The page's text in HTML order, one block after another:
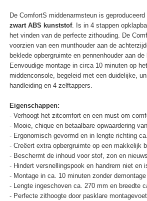
De ComfortS middenarmsteun is
zwart ABS kunststof. Is in 4 stappen
het vinden van de perfecte zithouding. De
voorzien van een munthouder aan de
beklede opbergruimte en pennenhouder aan de
Eenvoudige montage in circa 10 minuten op
middenconsole, begeleid met een duidelijke,
handleiding en 4 zelftappers.
Eigenschappen:
- Verhoogt het zitcomfort en een must om
- Mooie, chique en betaalbare opwaardering
- Ergonomisch gevormd en in lengte richting
- Creëert extra opbergruimte op een makkelijk
- Beschermt de inhoud voor stof, zon en
- Hindert versnellingspook en handrem niet en
- Montage in ca. 10 minuten zonder
- Lengte ingeschoven ca. 270 mm en breedte
- Perfecte zithoogte door pasklare